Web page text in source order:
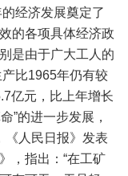
经济发展奠定了
的各项具体经济政
是由于广大工人的
比1965年仍有较
亿元，比上年增长
”的进一步发展，
《人民日报》发表
，指出：“在工矿